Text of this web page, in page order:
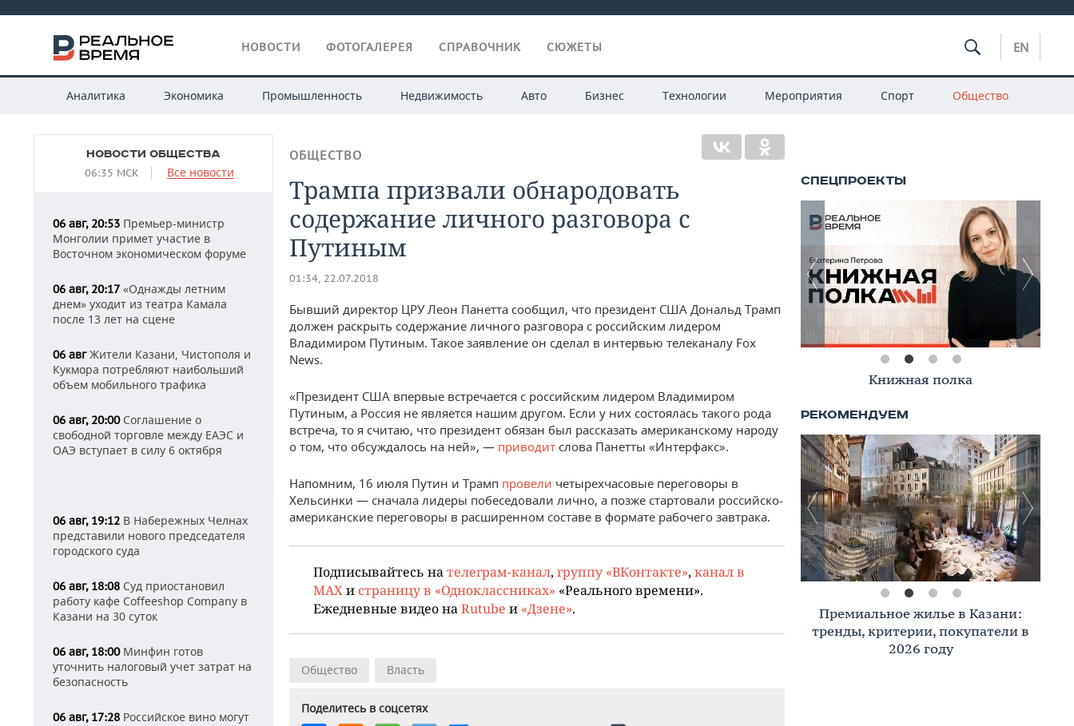
НОВОСТИ ФОТОГАЛЕРЕЯ СПРАВОЧНИК СЮЖЕТЫ EN
Аналитика Экономика Промышленность Недвижимость Авто Бизнес Технологии Мероприятия Спорт Общество
НОВОСТИ ОБЩЕСТВА
06:35 МСК Все новости
06 авг, 20:53 Премьер-министр
Монголии примет участие в
Восточном экономическом форуме
06 авг, 20:17 «Однажды летним
днем» уходит из театра Камала
после 13 лет на сцене
06 авгЖители Казани, Чистополя и
Кукмора потребляют наибольший
объем мобильного трафика
06 авг, 20:00Соглашение о
свободной торговле между ЕАЭС и
ОАЭ вступает в силу 6 октября
06 авг, 19:12 В Набережных Челнах
представили нового председателя
городского суда
06 авг, 18:08 Суд приостановил
работу кафе Coffeeshop Company в
Казани на 30 суток
06 авг, 18:00Минфин готов
уточнить налоговый учет затрат на
безопасность
06 авг, 17:28 Российское вино могут
ОБЩЕСТВО
Трампа призвали обнародовать
содержание личного разговора с
Путиным
01:34, 22.07.2018
Бывший директор ЦРУ Леон Панетта сообщил, что президент США Дональд Трамп
должен раскрыть содержание личного разговора с российским лидером
Владимиром Путиным. Такое заявление он сделал в интервью телеканалу Fox
News.
«Президент США впервые встречается с российским лидером Владимиром
Путиным, а Россия не является нашим другом. Если у них состоялась такого рода
встреча, то я считаю, что президент обязан был рассказать американскому народу
о том, что обсуждалось на ней», — приводит слова Панетты «Интерфакс».
Напомним, 16 июля Путин и Трамп провели четырехчасовые переговоры в
Хельсинки — сначала лидеры побеседовали лично, а позже стартовали российско-
американские переговоры в расширенном составе в формате рабочего завтрака.
Подписывайтесь на телеграм-канал, группу «ВКонтакте», канал в
MAX и страницу в «Одноклассниках» «Реального времени».
Ежедневные видео на Rutube и «Дзене».
Общество Власть
Поделитесь в соцсетях
Книжная полка
Премиальное жилье в Казани:
тренды, критерии, покупатели в
2026 году